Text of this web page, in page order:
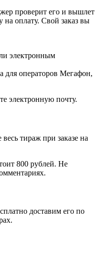
проверит его и вышлет
на оплату. Свой заказ вы
электронным
для операторов Мегафон,
электронную почту.
тираж при заказе на
800 рублей. Не
доставим его по